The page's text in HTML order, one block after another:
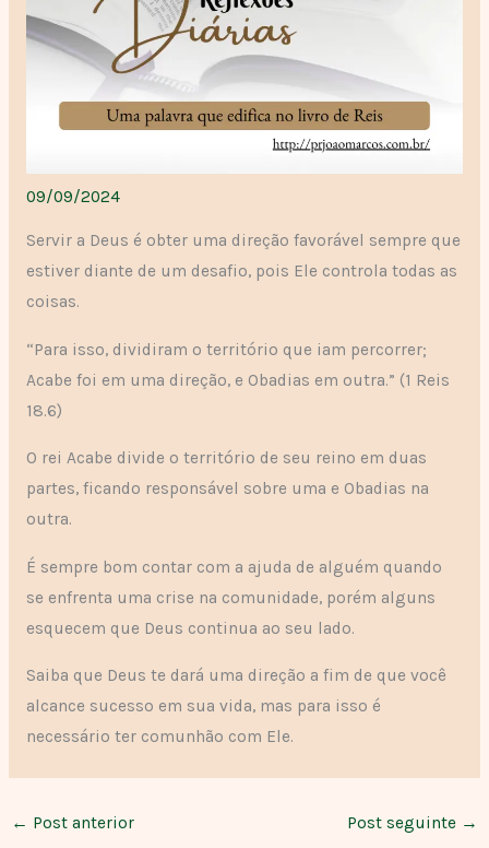
09/09/2024
Servir a Deus é obter uma direção favorável sempre que
estiver diante de um desafio, pois Ele controla todas as
coisas.
“Para isso, dividiram o território que iam percorrer;
Acabe foi em uma direção, e Obadias em outra.” (1 Reis
18.6)
O rei Acabe divide o território de seu reino em duas
partes, ficando responsável sobre uma e Obadias na
outra.
É sempre bom contar com a ajuda de alguém quando
se enfrenta uma crise na comunidade, porém alguns
esquecem que Deus continua ao seu lado.
Saiba que Deus te dará uma direção a fim de que você
alcance sucesso em sua vida, mas para isso é
necessário ter comunhão com Ele.
← Post anterior Post seguinte →